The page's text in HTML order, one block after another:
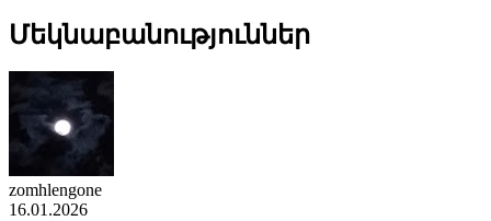
Մեկնաբանություններ
zomhlengone
16.01.2026